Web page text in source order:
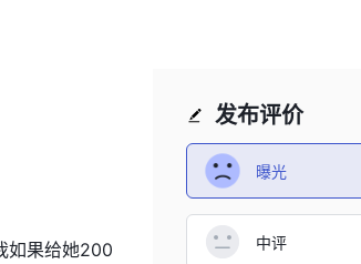
出交易、以较
市场机会，并
行充分研究，
如果给她200
发布评价
曝光
中评